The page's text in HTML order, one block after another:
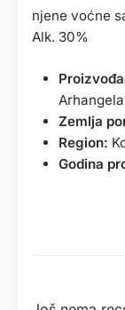
njene voćne
Alk. 30%
Zemlja
Region:
Godina